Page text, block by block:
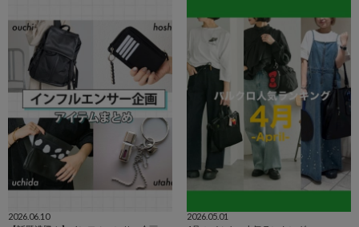
2026.06.10
2026.05.01